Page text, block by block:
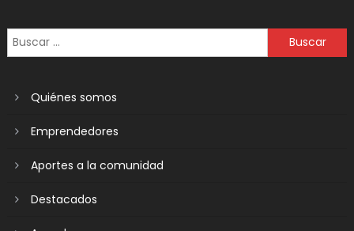
Quiénes somos
Emprendedores
Aportes a la comunidad
Destacados